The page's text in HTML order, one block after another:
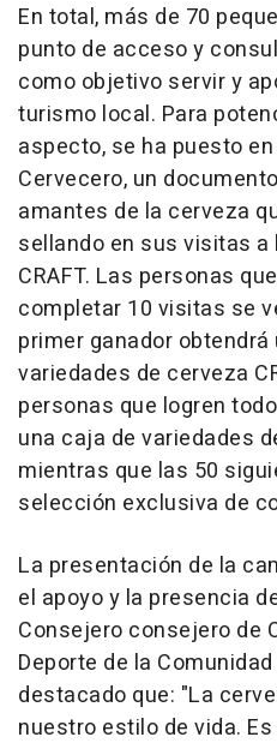
En total, más de 70
punto de acceso y
como objetivo servir y
turismo local. Para
aspecto, se ha puesto
Cervecero, un
amantes de la cerveza
sellando en sus visitas
CRAFT. Las personas
completar 10 visitas se
primer ganador obtendrá
variedades de cerveza
personas que logren
una caja de variedades
mientras que las 50
selección exclusiva de
La presentación de la
el apoyo y la presencia
Consejero consejero de
Deporte de la
destacado que: "La
nuestro estilo de vida.